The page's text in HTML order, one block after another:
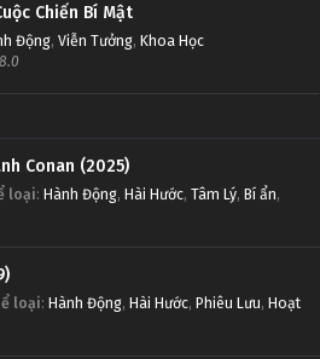
Chiến Bí Mật
Động, Viễn Tưởng, Khoa Học
8.0
Conan (2025)
loại: Hành Động, Hài Hước, Tâm Lý, Bí ẩn,
loại: Hành Động, Hài Hước, Phiêu Lưu, Hoạt